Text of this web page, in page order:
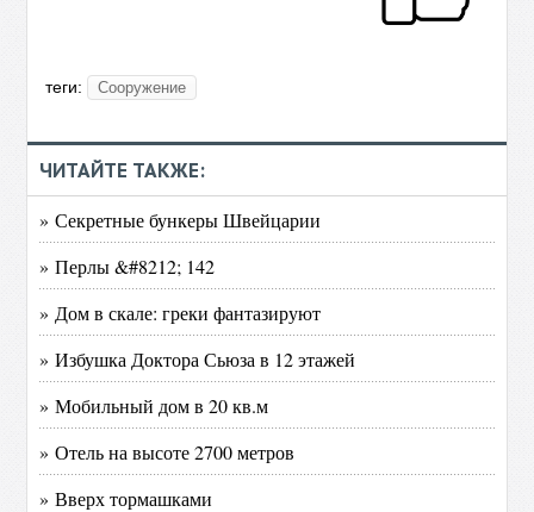
теги: Сооружение
ЧИТАЙТЕ ТАКЖЕ:
» Секретные бункеры Швейцарии
» Перлы &#8212; 142
» Дом в скале: греки фантазируют
» Избушка Доктора Сьюза в 12 этажей
» Мобильный дом в 20 кв.м
» Отель на высоте 2700 метров
» Вверх тормашками